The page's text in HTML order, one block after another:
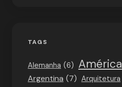
TAGS
Alemanha (6) América
Argentina (7) Arquitetura